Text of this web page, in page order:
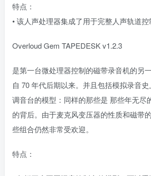
特点：
• 该人声处理器集成了用于完整人声轨道控
Overloud Gem TAPEDESK v1.2.3
是第一台微处理器控制的磁带录音机的另
自 70 年代后期以来。并且包括模拟录音
调音台的模型：同样的那些是 那些年无尽
的背后。由于麦克风变压器的性质和磁带
些组合仍然非常受欢迎。
特点：